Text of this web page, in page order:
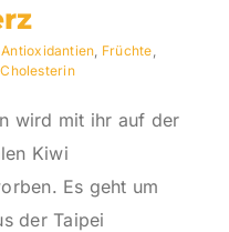
Antioxidantien, Früchte,
wird mit ihr auf der
Kiwi
Es geht um
der Taipei